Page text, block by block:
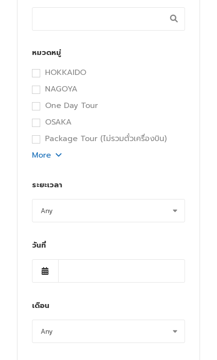
หมวดหมู่
HOKKAIDO
NAGOYA
One Day Tour
OSAKA
Package Tour (ไม่รวมตั๋วเครื่องบิน)
More
ระยะเวลา
วันที่
เดือน